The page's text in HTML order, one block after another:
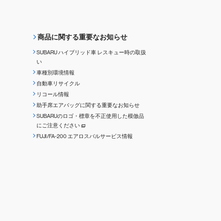
商品に関する重要なお知らせ
SUBARU ハイブリッド車 レスキュー時の取扱
い
車種別環境情報
自動車リサイクル
リコール情報
助手席エアバッグに関する重要なお知らせ
SUBARUのロゴ・標章を不正使用した模倣品
にご注意ください
FUJI/FA-200 エアロスバルサービス情報